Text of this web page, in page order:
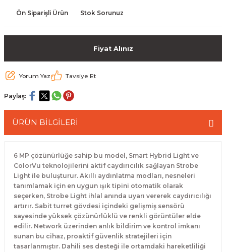
Ön Siparişli Ürün Stok Sorunuz
Fiyat Alınız
Yorum Yaz Tavsiye Et
Paylaş:
ÜRÜN BİLGİLERİ
6 MP çözünürlüğe sahip bu model, Smart Hybrid Light ve
ColorVu teknolojilerini aktif caydırıcılık sağlayan Strobe
Light ile buluşturur. Akıllı aydınlatma modları, nesneleri
tanımlamak için en uygun ışık tipini otomatik olarak
seçerken, Strobe Light ihlal anında uyarı vererek caydırıcılığı
artırır. Sabit turret gövdesi içindeki gelişmiş sensörü
sayesinde yüksek çözünürlüklü ve renkli görüntüler elde
edilir. Network üzerinden anlık bildirim ve kontrol imkanı
sunan bu cihaz, proaktif güvenlik stratejileri için
tasarlanmıştır. Dahili ses desteği ile ortamdaki hareketliliği